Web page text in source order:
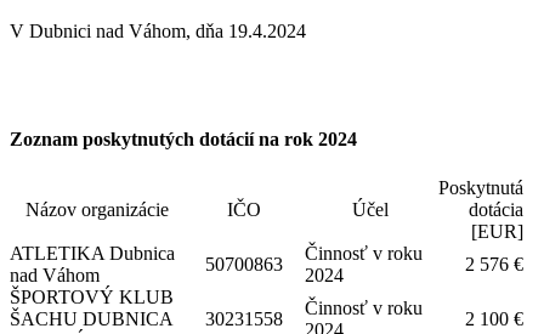
V Dubnici nad Váhom, dňa 19.4.2024
Zoznam poskytnutých dotácií na rok 2024
Názov organizácie IČO Účel
Poskytnutá
dotácia
[EUR]
ATLETIKA Dubnica
nad Váhom
50700863
Činnosť v roku
2024
2 576 €
ŠPORTOVÝ KLUB
ŠACHU DUBNICA
30231558
Činnosť v roku
2024
2 100 €